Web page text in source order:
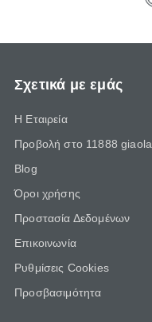
Σχετικά με εμάς
Η Εταιρεία
Προβολή στο 11888 giaola
Blog
Όροι χρήσης
Προστασία Δεδομένων
Επικοινωνία
Ρυθμίσεις Cookies
Προσβασιμότητα